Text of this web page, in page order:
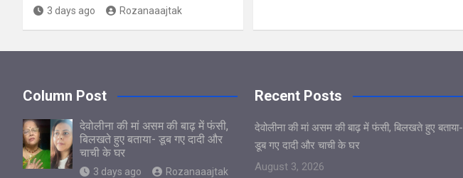
3 days ago Rozanaaajtak
Column Post
देवोलीना की मां असम की बाढ़ में फंसी,
बिलखते हुए बताया- डूब गए दादी और
चाची के घर
3 days ago Rozanaaajtak
Recent Posts
देवोलीना की मां असम की बाढ़ में फंसी, बिलखते हुए बताया-
डूब गए दादी और चाची के घर
August 3, 2026